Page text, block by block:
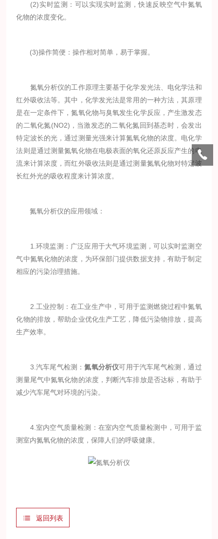
(2)实时监测：可以实现实时监测，快速反映空气中氮氧
化物的浓度变化。
(3)操作简便：操作相对简单，易于掌握。
氮氧分析仪的工作原理主要基于化学发光法、电化学法和
红外吸收法等。其中，化学发光法是常用的一种方法，其原理
是在一定条件下，氮氧化物与臭氧发生化学反应，产生激发态
的二氧化氮(NO2)，当激发态的二氧化氮回到基态时，会发出
特定波长的光，通过测量光强来计算氮氧化物的浓度。电化学
法则是通过测量氮氧化物在电极表面的氧化还原反应产生的电
流来计算浓度，而红外吸收法则是通过测量氮氧化物对特定波
长红外光的吸收程度来计算浓度。
氮氧分析仪的应用领域：
1.环境监测：广泛应用于大气环境监测，可以实时监测空
气中氮氧化物的浓度，为环保部门提供数据支持，有助于制定
相应的污染治理措施。
2.工业控制：在工业生产中，可用于监测燃烧过程中氮氧
化物的排放，帮助企业优化生产工艺，降低污染物排放，提高
生产效率。
3.汽车尾气检测：氮氧分析仪可用于汽车尾气检测，通过
测量尾气中氮氧化物的浓度，判断汽车排放是否达标，有助于
减少汽车尾气对环境的污染。
4.室内空气质量检测：在室内空气质量检测中，可用于监
测室内氮氧化物的浓度，保障人们的呼吸健康。
返回列表